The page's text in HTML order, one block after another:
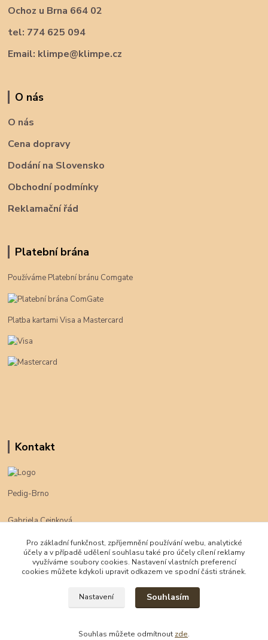
Ochoz u Brna 664 02
tel: 774 625 094
Email: klimpe@klimpe.cz
O nás
O nás
Cena dopravy
Dodání na Slovensko
Obchodní podmínky
Reklamační řád
Platební brána
Používáme Platební bránu Comgate
Platba kartami Visa a Mastercard
Kontakt
Pedig-Brno
Gabriela Cejnková
klimpe@klimpe.cz
Pro základní funkčnost, zpříjemnění používání webu, analytické
účely a v případě udělení souhlasu také pro účely cílení reklamy
využíváme soubory cookies. Nastavení vlastních preferencí
cookies můžete kdykoli upravit odkazem ve spodní části stránek.
Nastavení Souhlasím
Souhlas můžete odmítnout zde.